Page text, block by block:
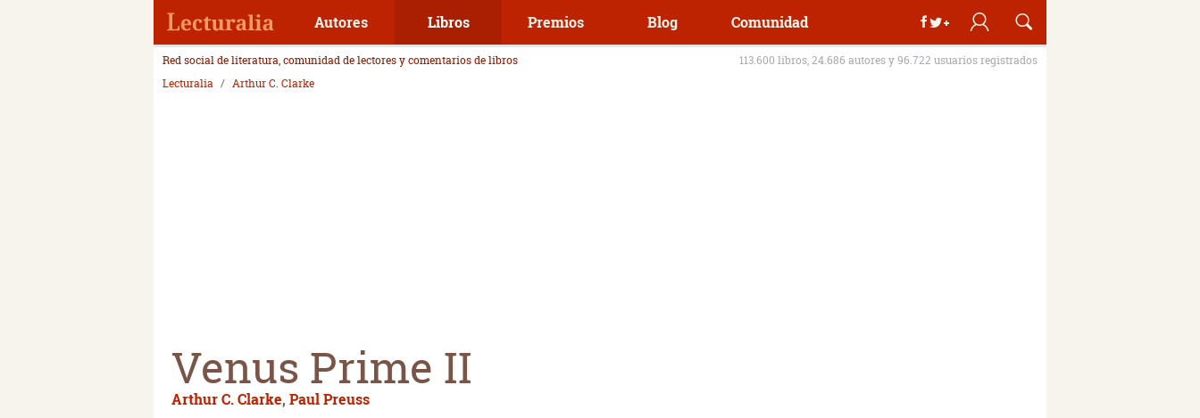
Autores Libros Premios Blog Comunidad
Red social de literatura, comunidad de lectores y comentarios de libros
113.600 libros, 24.686 autores y 96.722 usuarios registrados
Lecturalia
Arthur C. Clarke
Venus Prime II
Arthur C. Clarke, Paul Preuss